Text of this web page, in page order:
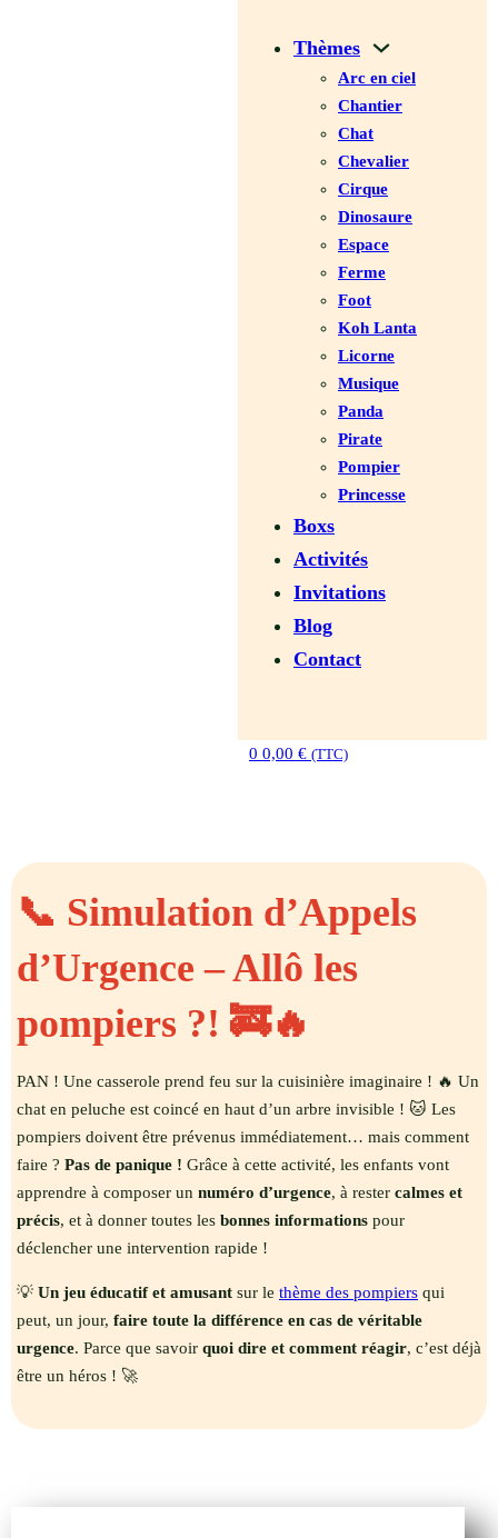
Thèmes
Arc en ciel
Chantier
Chat
Chevalier
Cirque
Dinosaure
Espace
Ferme
Foot
Koh Lanta
Licorne
Musique
Panda
Pirate
Pompier
Princesse
Boxs
Activités
Invitations
Blog
Contact
0 0,00 € (TTC)
📞 Simulation d’Appels
d’Urgence – Allô les
pompiers ?! 🚒🔥
PAN ! Une casserole prend feu sur la cuisinière imaginaire ! 🔥 Un
chat en peluche est coincé en haut d’un arbre invisible ! 🐱 Les
pompiers doivent être prévenus immédiatement… mais comment
faire ? Pas de panique ! Grâce à cette activité, les enfants vont
apprendre à composer un numéro d’urgence, à rester calmes et
précis, et à donner toutes les bonnes informations pour
déclencher une intervention rapide !
💡 Un jeu éducatif et amusant sur le thème des pompiers qui
peut, un jour, faire toute la différence en cas de véritable
urgence. Parce que savoir quoi dire et comment réagir, c’est déjà
être un héros ! 🚀